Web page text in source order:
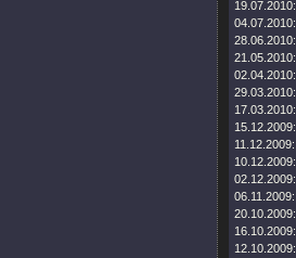
19.07.2010:
04.07.2010:
28.06.2010:
21.05.2010:
02.04.2010:
29.03.2010:
17.03.2010:
15.12.2009:
11.12.2009:
10.12.2009:
02.12.2009:
06.11.2009:
20.10.2009:
16.10.2009:
12.10.2009: